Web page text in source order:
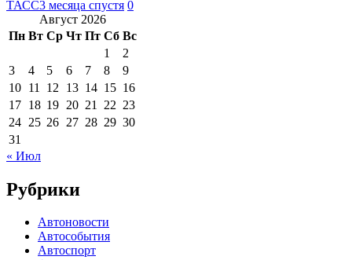
ТАСС3 месяца спустя 0
Август 2026
Пн Вт Ср Чт Пт Сб Вс
1
2
3
4 5 6 7 8
9
10 11 12 13 14 15 16
17 18 19 20 21 22 23
24 25 26 27 28 29 30
31
« Июл
Рубрики
Автоновости
Автособытия
Автоспорт